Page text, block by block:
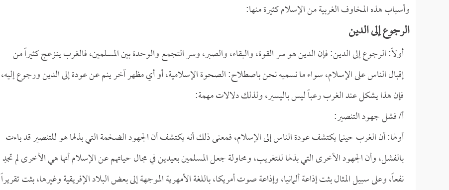
وأسباب هذه المخاوف الغربية من الإسلام كثيرة منها:
الرجوع إلى الدين
أولاً: الرجوع إلى الدين: فإن الدين هو سر القوة، والبقاء، والصبر، وسر التجمع والوحدة بين المسلمين، فالغرب ينـزعج كثيراً من
إقبال الناس على الإسلام، سواء ما نسميه نحن باصطلاح: الصحوة الإسلامية، أو أي مظهر آخر ينم عن عودة إلى الدين ورجوع إليه،
فإن هذا يشكل عند الغرب رعباً ليس باليسير، ولذلك دلالات مهمة:
أ/ فشل جهود التنصير:
أولها: أن الغرب حينما يكتشف عودة الناس إلى الإسلام، فمعنى ذلك أنه يكتشف أن الجهود الضخمة التي بذلها هو للتنصير قد باءت
بالفشل، وأن الجهود الأخرى التي بذلها للتغريب، ومحاولة جعل المسلمين بعيدين في مجال حياتهم عن الإسلام أنها هي الأخرى لم تجدِ
نفعاً، وعلى سبيل المثال بثت إذاعة ألمانيا، وإذاعة صوت أمريكا، باللغة الأمهرية الموجهة إلى بعض البلاد الإفريقية وغيرها، بثت تقريراً